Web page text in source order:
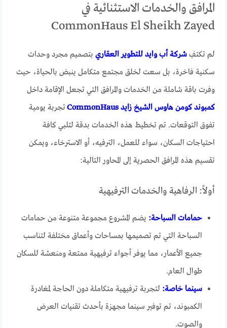
المرافق والخدمات الاستثنائية في
CommonHaus El Sheikh Zayed
لم تكتفِشركة أب وايد للتطوير العقاري بتصميم مجرد وحدات
سكنية فاخرة، بل سعت لخلق مجتمع متكامل ينبض بالحياة، حيث
وفرت باقة شاملة من الخدمات والمرافق التي تجعل الإقامة داخل
كمبوند كومن هاوس الشيخ زايد CommonHaus
تجربة يومية
تفوق التوقعات. تم تخطيط هذه الخدمات بدقة لتلبي كافة
احتياجات السكان، سواء للعمل، الترفيه، أو الاسترخاء، ويمكن
تقسيم هذه المرافق الحصرية إلى المحاور التالية:
أولاً: الرفاهية والخدمات الترفيهية
حمامات السباحة: يضم المشروع مجموعة متنوعة من حمامات
السباحة التي تم تصميمها بمساحات وأعماق مختلفة لتناسب
جميع الأعمار، مما يوفر أجواء ترفيهية ممتعة ومنعشة للسكان
طوال العام.
سينما خاصة: لتجربة ترفيهية متكاملة دون الحاجة لمغادرة
الكمبوند، تم توفير سينما مجهزة بأحدث تقنيات العرض
والصوت.